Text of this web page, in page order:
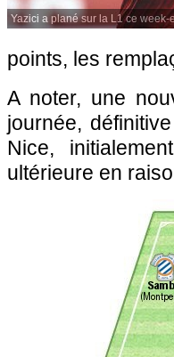
Yazici a plané sur la L1 ce week-
points, les
A noter, une
journée,
Nice,
ultérieure en